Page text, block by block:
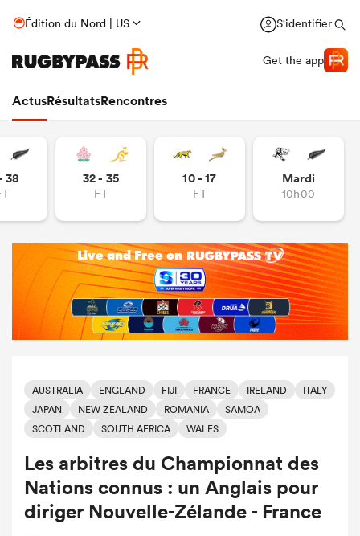
Édition du Nord | US S'identifier
Get the app
ActusRésultatsRencontres
38 32 - 35
FT
10 - 17
FT
Mardi
10h00
AUSTRALIA ENGLAND FIJI FRANCE IRELAND
ITALY
JAPAN
NEW ZEALAND ROMANIA
SAMOA
SCOTLAND
SOUTH AFRICA WALES
Les arbitres du Championnat des
Nations connus : un Anglais pour
diriger Nouvelle-Zélande - France